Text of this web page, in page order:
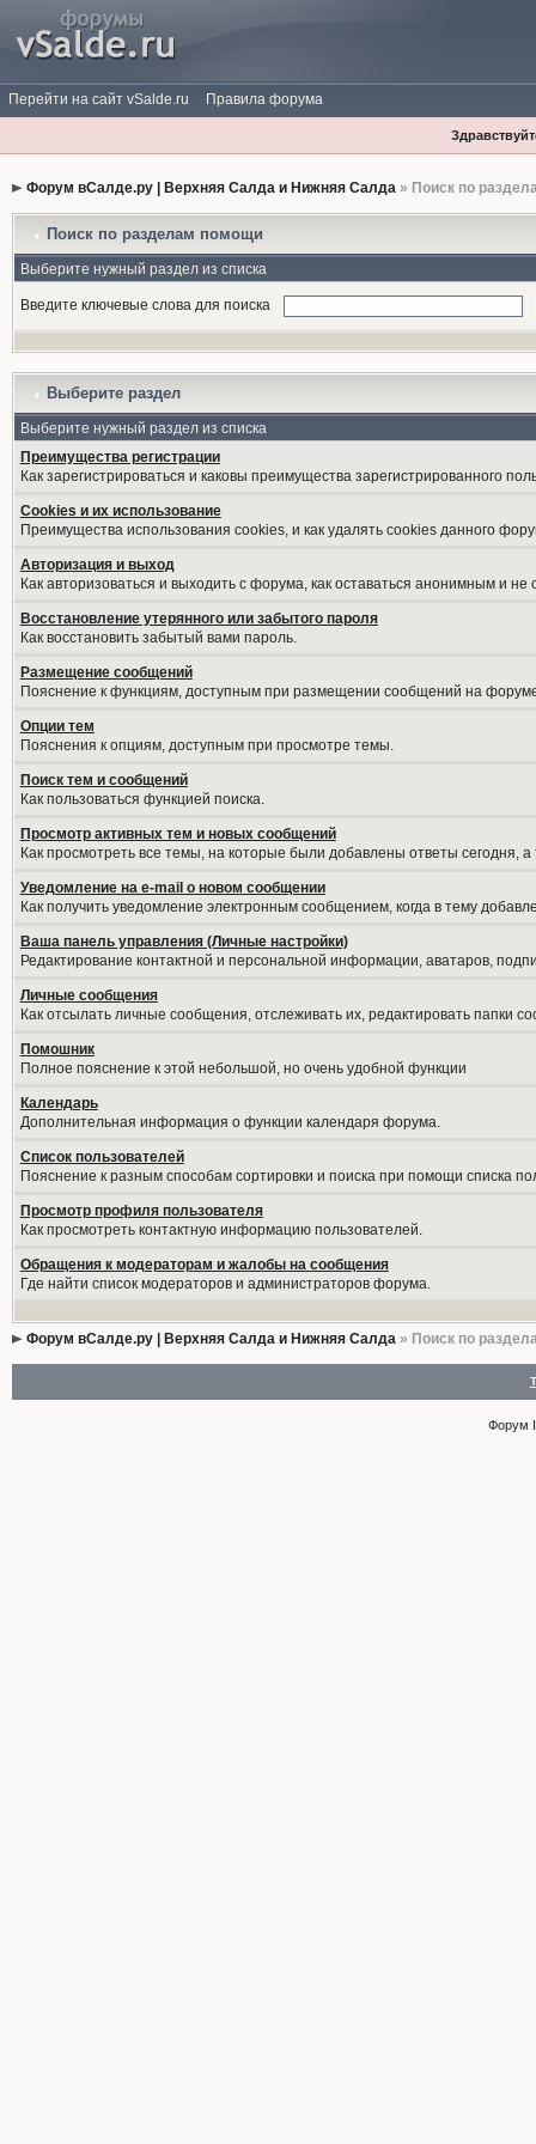
Перейти на сайт vSalde.ru Правила форума
Форум вСалде.ру | Верхняя Салда и Нижняя Салда» Поиск по
Поиск по разделам помощи
Выберите нужный раздел из списка
Введите ключевые слова для поиска
Выберите раздел
Выберите нужный раздел из списка
Преимущества регистрации
Как зарегистрироваться и каковы преимущества зарегистрированного
Cookies и их использование
Преимущества использования cookies, и как удалять cookies данного
Авторизация и выход
Как авторизоваться и выходить с форума, как оставаться анонимным и
Восстановление утерянного или забытого пароля
Как восстановить забытый вами пароль.
Размещение сообщений
Пояснение к функциям, доступным при размещении сообщений на
Опции тем
Пояснения к опциям, доступным при просмотре темы.
Поиск тем и сообщений
Как пользоваться функцией поиска.
Просмотр активных тем и новых сообщений
Как просмотреть все темы, на которые были добавлены ответы сегодня,
Уведомление на е-mail о новом сообщении
Как получить уведомление электронным сообщением, когда в тему
Ваша панель управления (Личные настройки)
Редактирование контактной и персональной информации, аватаров,
Личные сообщения
Как отсылать личные сообщения, отслеживать их, редактировать папки
Помошник
Полное пояснение к этой небольшой, но очень удобной функции
Календарь
Дополнительная информация о функции календаря форума.
Список пользователей
Пояснение к разным способам сортировки и поиска при помощи списка
Просмотр профиля пользователя
Как просмотреть контактную информацию пользователей.
Обращения к модераторам и жалобы на сообщения
Где найти список модераторов и администраторов форума.
Форум вСалде.ру | Верхняя Салда и Нижняя Салда» Поиск по
Форум